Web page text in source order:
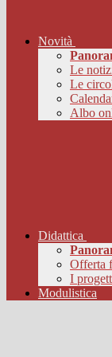
Novità
Le
Le
Albo
Didattica
Offerta
I
Modulistica